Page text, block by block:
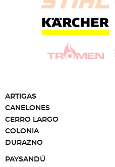
ARTIGAS
CANELONES
CERRO LARGO
COLONIA
DURAZNO
PAYSANDÚ